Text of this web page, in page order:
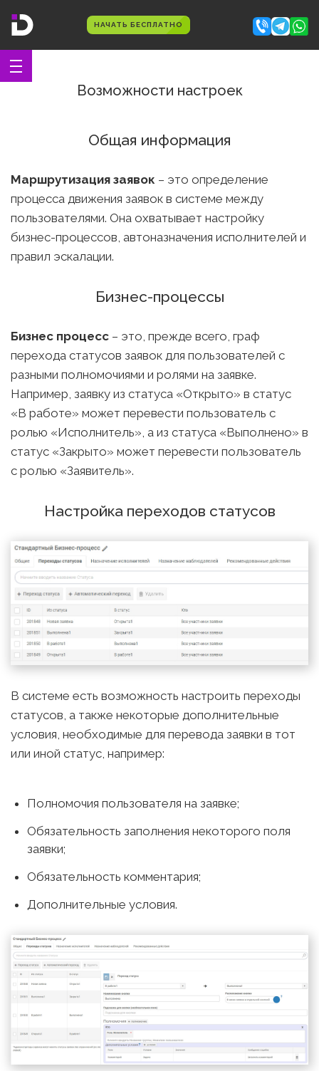
НАЧАТЬ БЕСПЛАТНО
Возможности настроек
Общая информация
Маршрутизация заявок – это определение
процесса движения заявок в системе между
пользователями. Она охватывает настройку
бизнес-процессов, автоназначения исполнителей и
правил эскалации.
Бизнес-процессы
Бизнес процесс – это, прежде всего, граф
перехода статусов заявок для пользователей с
разными полномочиями и ролями на заявке.
Например, заявку из статуса «Открыто» в статус
«В работе» может перевести пользователь с
ролью «Исполнитель», а из статуса «Выполнено» в
статус «Закрыто» может перевести пользователь
с ролью «Заявитель».
Настройка переходов статусов
В системе есть возможность настроить переходы
статусов, а также некоторые дополнительные
условия, необходимые для перевода заявки в тот
или иной статус, например:
Полномочия пользователя на заявке;
Обязательность заполнения некоторого поля
заявки;
Обязательность комментария;
Дополнительные условия.